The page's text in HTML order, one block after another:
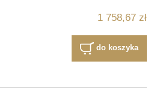
1 758,67 zł
do koszyka